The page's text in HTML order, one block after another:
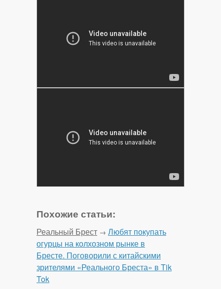
Похожие статьи:
Реальный Брест → Любят покупать
огурцы на колхозном рынке в
Бресте. Поговорили с китайскими
зрителями «Реального Бреста» в Tik
Tok